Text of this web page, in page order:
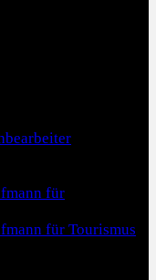
für
für Tourismus